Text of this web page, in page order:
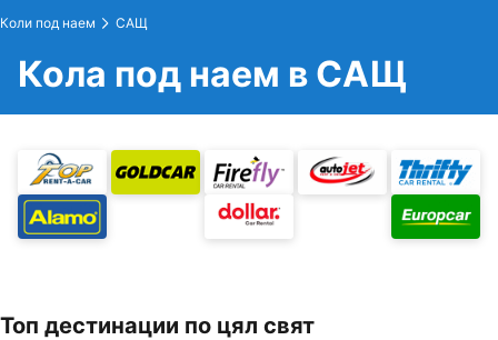
Коли под наем САЩ
Кола под наем в САЩ
Топ дестинации по цял свят